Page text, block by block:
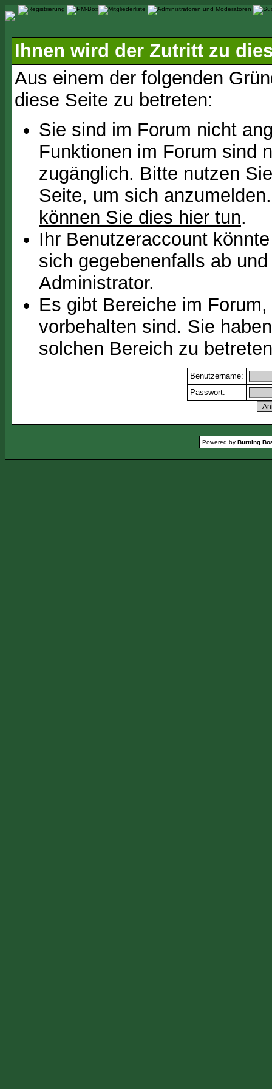
Ihnen wird der Zutritt zu
Aus einem der folgenden
diese Seite zu betreten:
Sie sind im Forum nicht
Funktionen im Forum sind
zugänglich. Bitte nutzen
Seite, um sich
können Sie dies hier tun.
Ihr Benutzeraccount
sich gegebenenfalls ab
Administrator.
Es gibt Bereiche im
vorbehalten sind. Sie
solchen Bereich zu
Benutzername:
Passwort:
Powered by Burning